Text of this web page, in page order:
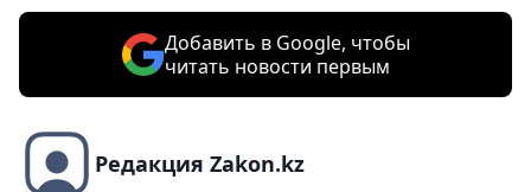
Добавить в Google, чтобы
читать новости первым
Редакция Zakon.kz